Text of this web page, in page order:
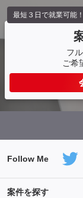
フ
ご希
最短３日で就業可能！
Follow Me
案件を探す